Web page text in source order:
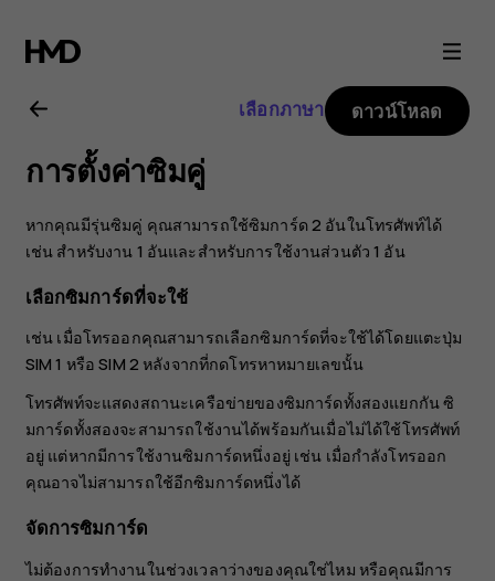
คู่มือ
ผู้
ใช้
Nokia
8.1
เลือกภาษา ดาวน์โหลด
การตั้งค่าซิมคู่
หากคุณมีรุ่นซิมคู่ คุณสามารถใช้ซิมการ์ด 2 อันในโทรศัพท์ได้
เช่น สำหรับงาน 1 อันและสำหรับการใช้งานส่วนตัว 1 อัน
เลือกซิมการ์ดที่จะใช้
เช่น เมื่อโทรออกคุณสามารถเลือกซิมการ์ดที่จะใช้ได้โดยแตะปุ่ม
SIM 1 หรือ SIM 2 หลังจากที่กดโทรหาหมายเลขนั้น
โทรศัพท์จะแสดงสถานะเครือข่ายของซิมการ์ดทั้งสองแยกกัน ซิ
มการ์ดทั้งสองจะสามารถใช้งานได้พร้อมกันเมื่อไม่ได้ใช้โทรศัพท์
อยู่ แต่หากมีการใช้งานซิมการ์ดหนึ่งอยู่ เช่น เมื่อกำลังโทรออก
คุณอาจไม่สามารถใช้อีกซิมการ์ดหนึ่งได้
จัดการซิมการ์ด
ไม่ต้องการทำงานในช่วงเวลาว่างของคุณใช่ไหม หรือคุณมีการ